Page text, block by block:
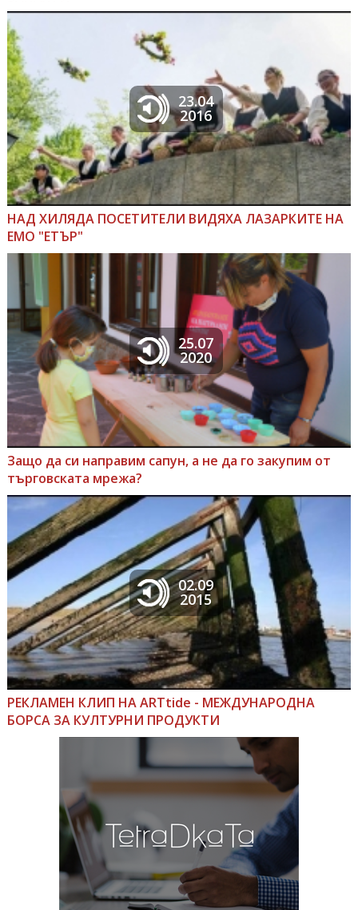
23.04
2016
НАД ХИЛЯДА ПОСЕТИТЕЛИ ВИДЯХА ЛАЗАРКИТЕ НА
ЕМО "ЕТЪР"
25.07
2020
Защо да си направим сапун, а не да го закупим от
търговската мрежа?
02.09
2015
РЕКЛАМЕН КЛИП НА ARTtide - МЕЖДУНАРОДНА
БОРСА ЗА КУЛТУРНИ ПРОДУКТИ